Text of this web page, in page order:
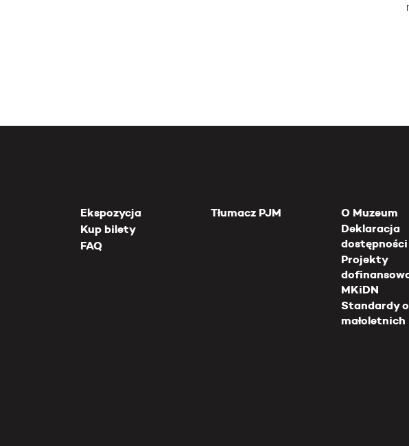
Ekspozycja
Kup bilety
FAQ
Tłumacz PJM
O Muzeum
Deklaracja
dostępności
Projekty
MKiDN
Standardy
małoletnich